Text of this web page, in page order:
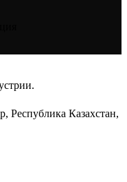
Республика Казахстан,